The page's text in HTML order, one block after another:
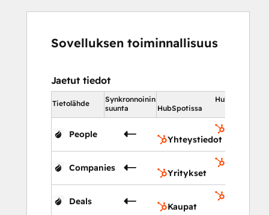
Sovelluksen toiminnallisuus
Jaetut tiedot
Tietolähde
Synkronnoinin
suunta
HubSpotissa
HubSpotissa
People
Yhteystiedot
Companies
Yritykset
Deals
Kaupat